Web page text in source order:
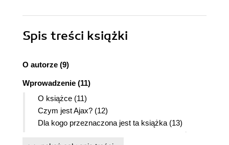
Spis treści książki
O autorze (9)
Wprowadzenie (11)
O książce (11)
Czym jest Ajax? (12)
Dla kogo przeznaczona jest ta książka (13)